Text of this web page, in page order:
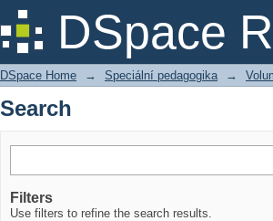
DSpace
Search
DSpace Home → Speciální pedagogika →
Search
Filters
Use filters to refine the search results.